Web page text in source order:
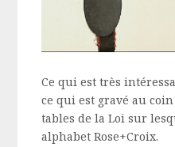
Ce qui est très
ce qui est gravé au
tables de la Loi sur
alphabet Rose+Croix.